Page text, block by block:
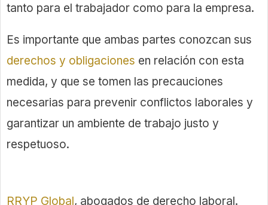
tanto para el trabajador como para la empresa.
Es importante que ambas partes conozcan sus
derechos y obligaciones en relación con esta
medida, y que se tomen las precauciones
necesarias para prevenir conflictos laborales y
garantizar un ambiente de trabajo justo y
respetuoso.
RRYP Global, abogados de derecho laboral.